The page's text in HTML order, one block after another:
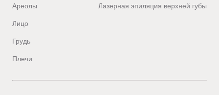
Ареолы
Лицо
Грудь
Плечи
Лазерная эпиляция верхней губы